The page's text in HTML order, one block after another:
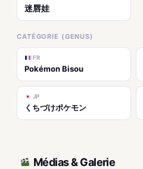
迷唇娃
CATÉGORIE (GENUS)
FR
Pokémon Bisou
JP
くちづけポケモン
Médias & Galerie